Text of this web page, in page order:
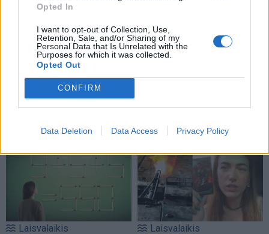
Opted In
I want to opt-out of Collection, Use,
Retention, Sale, and/or Sharing of my
Personal Data that Is Unrelated with the
Purposes for which it was collected.
Opted Out
CONFIRM
Data Deletion Data Access Privacy Policy
TAIP PAT SKAITYKITE
Laisvalaikis Laisvalaikis